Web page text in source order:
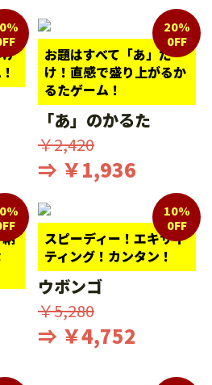
お題はすべて「あ」だ
け！直感で盛り上がるか
るたゲーム！
20%
0FF
「あ」のかるた
￥2,420
⇒ ￥1,936
スピーディー！エキサイ
ティング！カンタン！
10%
0FF
ウボンゴ
￥5,280
⇒ ￥4,752